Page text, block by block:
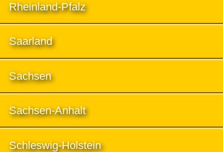
Rheinland-Pfalz
Saarland
Sachsen
Sachsen-Anhalt
Schleswig-Holstein